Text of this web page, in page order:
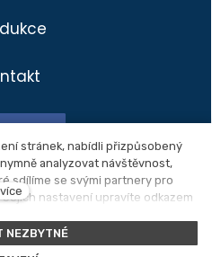
stránek, nabídli přizpůsobený
analyzovat návštěvnost,
sdílíme se svými partnery pro
nastavení upravíte odkazem
našichZásadách ochrany osobních
Souhlasíte s používáním
více
NEZBYTNÉ